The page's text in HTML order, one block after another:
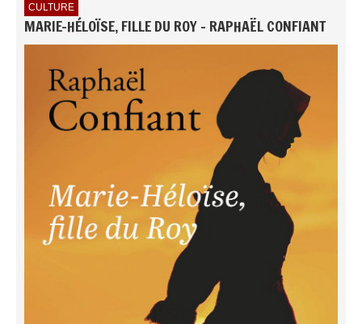
CULTURE
MARIE-HÉLOÏSE, FILLE DU ROY - RAPHAËL CONFIANT